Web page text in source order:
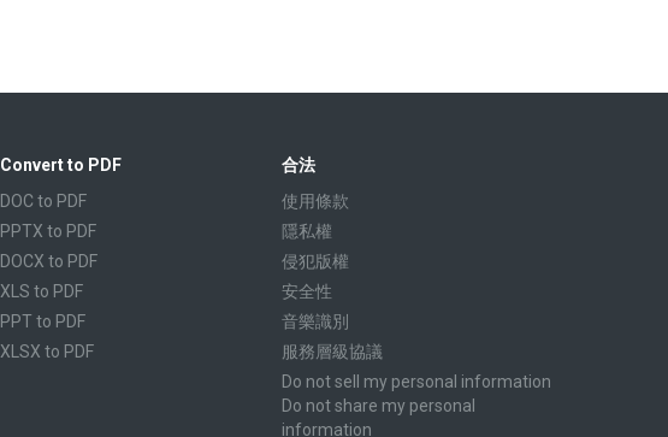
Convert to PDF
DOC to PDF
PPTX to PDF
DOCX to PDF
XLS to PDF
PPT to PDF
XLSX to PDF
合法
使用條款
隱私權
侵犯版權
安全性
音樂識別
服務層級協議
Do not sell my personal information
Do not share my personal
information